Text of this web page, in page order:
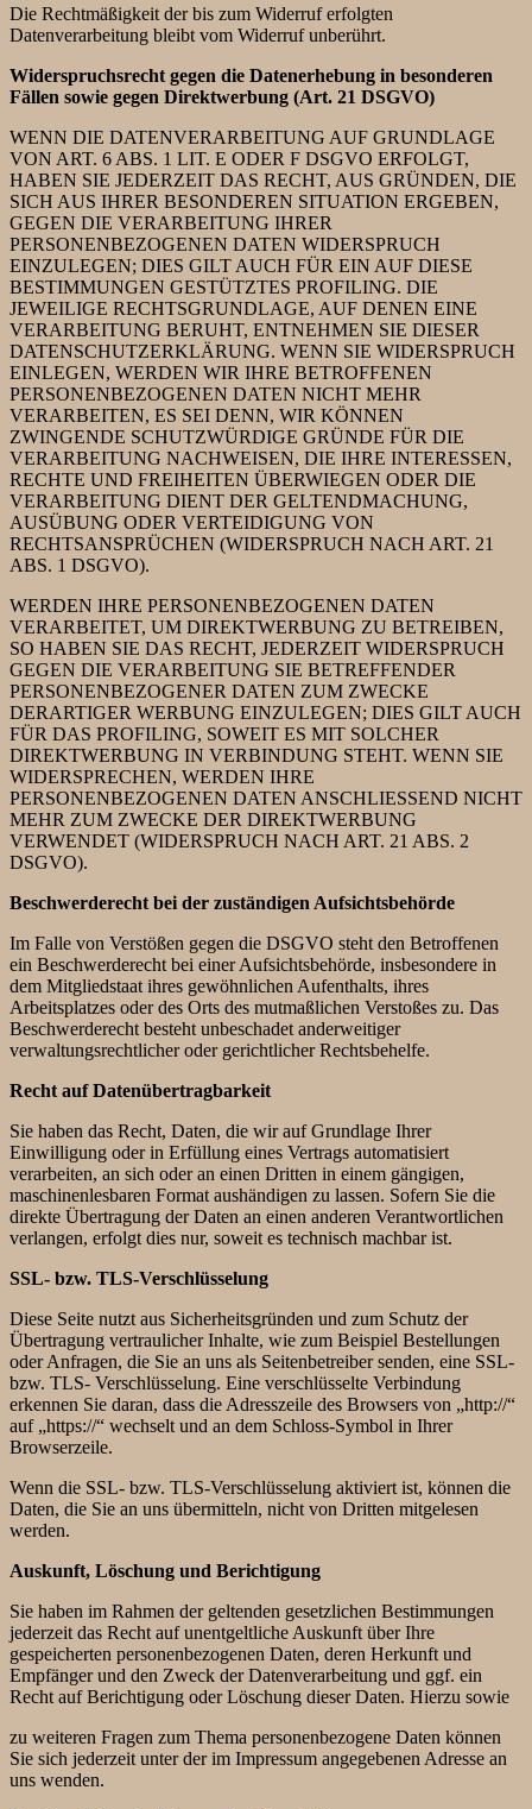
Die Rechtmäßigkeit der bis zum Widerruf erfolgten
Datenverarbeitung bleibt vom Widerruf unberührt.
Widerspruchsrecht gegen die Datenerhebung in besonderen
Fällen sowie gegen Direktwerbung (Art. 21 DSGVO)
WENN DIE DATENVERARBEITUNG AUF GRUNDLAGE
VON ART. 6 ABS. 1 LIT. E ODER F DSGVO ERFOLGT,
HABEN SIE JEDERZEIT DAS RECHT, AUS GRÜNDEN, DIE
SICH AUS IHRER BESONDEREN SITUATION ERGEBEN,
GEGEN DIE VERARBEITUNG IHRER
PERSONENBEZOGENEN DATEN WIDERSPRUCH
EINZULEGEN; DIES GILT AUCH FÜR EIN AUF DIESE
BESTIMMUNGEN GESTÜTZTES PROFILING. DIE
JEWEILIGE RECHTSGRUNDLAGE, AUF DENEN EINE
VERARBEITUNG BERUHT, ENTNEHMEN SIE DIESER
DATENSCHUTZERKLÄRUNG. WENN SIE WIDERSPRUCH
EINLEGEN, WERDEN WIR IHRE BETROFFENEN
PERSONENBEZOGENEN DATEN NICHT MEHR
VERARBEITEN, ES SEI DENN, WIR KÖNNEN
ZWINGENDE SCHUTZWÜRDIGE GRÜNDE FÜR DIE
VERARBEITUNG NACHWEISEN, DIE IHRE INTERESSEN,
RECHTE UND FREIHEITEN ÜBERWIEGEN ODER DIE
VERARBEITUNG DIENT DER GELTENDMACHUNG,
AUSÜBUNG ODER VERTEIDIGUNG VON
RECHTSANSPRÜCHEN (WIDERSPRUCH NACH ART. 21
ABS. 1 DSGVO).
WERDEN IHRE PERSONENBEZOGENEN DATEN
VERARBEITET, UM DIREKTWERBUNG ZU BETREIBEN,
SO HABEN SIE DAS RECHT, JEDERZEIT WIDERSPRUCH
GEGEN DIE VERARBEITUNG SIE BETREFFENDER
PERSONENBEZOGENER DATEN ZUM ZWECKE
DERARTIGER WERBUNG EINZULEGEN; DIES GILT AUCH
FÜR DAS PROFILING, SOWEIT ES MIT SOLCHER
DIREKTWERBUNG IN VERBINDUNG STEHT. WENN SIE
WIDERSPRECHEN, WERDEN IHRE
PERSONENBEZOGENEN DATEN ANSCHLIESSEND NICHT
MEHR ZUM ZWECKE DER DIREKTWERBUNG
VERWENDET (WIDERSPRUCH NACH ART. 21 ABS. 2
DSGVO).
Beschwerderecht bei der zuständigen Aufsichtsbehörde
Im Falle von Verstößen gegen die DSGVO steht den Betroffenen
ein Beschwerderecht bei einer Aufsichtsbehörde, insbesondere in
dem Mitgliedstaat ihres gewöhnlichen Aufenthalts, ihres
Arbeitsplatzes oder des Orts des mutmaßlichen Verstoßes zu. Das
Beschwerderecht besteht unbeschadet anderweitiger
verwaltungsrechtlicher oder gerichtlicher Rechtsbehelfe.
Recht auf Datenübertragbarkeit
Sie haben das Recht, Daten, die wir auf Grundlage Ihrer
Einwilligung oder in Erfüllung eines Vertrags automatisiert
verarbeiten, an sich oder an einen Dritten in einem gängigen,
maschinenlesbaren Format aushändigen zu lassen. Sofern Sie die
direkte Übertragung der Daten an einen anderen Verantwortlichen
verlangen, erfolgt dies nur, soweit es technisch machbar ist.
SSL- bzw. TLS-Verschlüsselung
Diese Seite nutzt aus Sicherheitsgründen und zum Schutz der
Übertragung vertraulicher Inhalte, wie zum Beispiel Bestellungen
oder Anfragen, die Sie an uns als Seitenbetreiber senden, eine SSL-
bzw. TLS- Verschlüsselung. Eine verschlüsselte Verbindung
erkennen Sie daran, dass die Adresszeile des Browsers von „http://“
auf „https://“ wechselt und an dem Schloss-Symbol in Ihrer
Browserzeile.
Wenn die SSL- bzw. TLS-Verschlüsselung aktiviert ist, können die
Daten, die Sie an uns übermitteln, nicht von Dritten mitgelesen
werden.
Auskunft, Löschung und Berichtigung
Sie haben im Rahmen der geltenden gesetzlichen Bestimmungen
jederzeit das Recht auf unentgeltliche Auskunft über Ihre
gespeicherten personenbezogenen Daten, deren Herkunft und
Empfänger und den Zweck der Datenverarbeitung und ggf. ein
Recht auf Berichtigung oder Löschung dieser Daten. Hierzu sowie
zu weiteren Fragen zum Thema personenbezogene Daten können
Sie sich jederzeit unter der im Impressum angegebenen Adresse an
uns wenden.